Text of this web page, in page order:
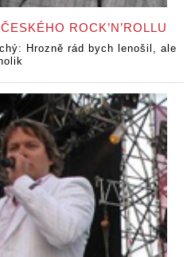
ROCK’N’ROLLU
Hrozně rád bych lenošil, ale